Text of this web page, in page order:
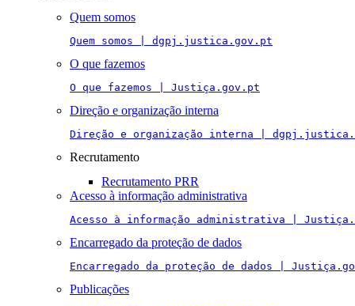
Quem somos
Quem somos | dgpj.justica.gov.pt
O que fazemos
O que fazemos | Justiça.gov.pt
Direção e organização interna
Direção e organização interna |
Recrutamento
Recrutamento PRR
Acesso à informação administrativa
Acesso à informação administrativa |
Encarregado da proteção de dados
Encarregado da proteção de dados |
Publicações